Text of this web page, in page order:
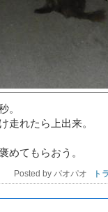
。
走れたら上出来。
めてもらおう。
Posted by パオパオ ト